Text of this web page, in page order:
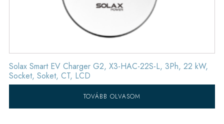
Solax Smart EV Charger G2, X3-HAC-22S-L, 3Ph, 22 kW,
Socket, Soket, CT, LCD
TOVÁBB OLVASOM